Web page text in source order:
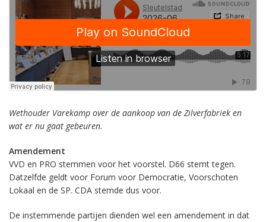
Wethouder Varekamp over de aankoop van de Zilverfabriek en
wat er nu gaat gebeuren.
Amendement
VVD en PRO stemmen voor het voorstel. D66 stemt tegen.
Datzelfde geldt voor Forum voor Democratie, Voorschoten
Lokaal en de SP. CDA stemde dus voor.
De instemmende partijen dienden wel een amendement in dat